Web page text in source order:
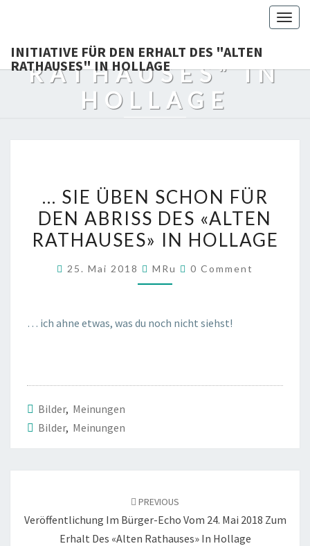
INITIATIVE FÜR DEN ERHALT DES "ALTEN
RATHAUSES" IN HOLLAGE
DEN ERHALT DES
"ALTEN
RATHAUSES" IN
HOLLAGE
SIE
ÜBEN
SCHON
DEN
«ALTEN
HOLLAGE
… SIE ÜBEN SCHON FÜR
DEN ABRISS DES «ALTEN
RATHAUSES» IN HOLLAGE
25. Mai 2018 MRu Comments
0 Comment
… ich ahne etwas, was du noch nicht siehst!
Bilder, Meinungen
Bilder, Meinungen
PREVIOUS
Veröffentlichung Im Bürger-Echo Vom 24. Mai 2018 Zum
Erhalt Des «Alten Rathauses» In Hollage